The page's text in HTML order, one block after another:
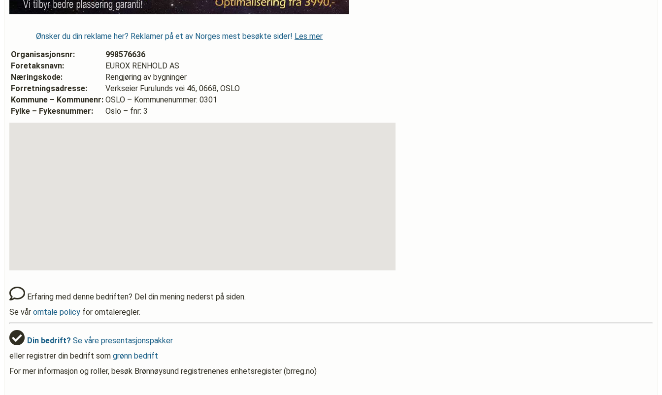
Ønsker du din reklame her? Reklamer på et av Norges mest besøkte sider! Les mer
Organisasjonsnr:
998576636
Foretaksnavn:
EUROX RENHOLD AS
Næringskode:
Rengjøring av bygninger
Forretningsadresse:
Verkseier Furulunds vei 46, 0668, OSLO
Kommune – Kommunenr: OSLO – Kommunenummer: 0301
Fylke – Fykesnummer:
Oslo – fnr: 3
Erfaring med denne bedriften? Del din mening nederst på siden.
Se vår omtale policy for omtaleregler.
Din bedrift? Se våre presentasjonspakker
eller registrer din bedrift som grønn bedrift
For mer informasjon og roller, besøk Brønnøysund registrenenes enhetsregister (brreg.no)